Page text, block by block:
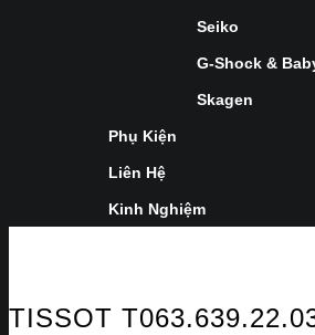
Seiko
G-Shock &
Skagen
Phụ Kiện
Liên Hệ
Kinh Nghiệm
TISSOT